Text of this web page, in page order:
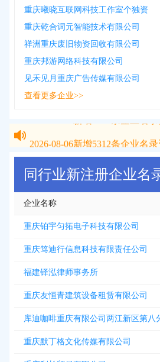
重庆曦晓互联网科技工作室个独资
重庆乾合词元智能技术有限公司
祥洲重庆废旧物资回收有限公司
重庆邦游网络科技有限公司
见禾见月重庆广告传媒有限公司
查看更多企业>>
2026-08-06新增5312 条企业名
同行业新注册企业名
企业名称
重庆铂宇匀拓电子科技有限公司
重庆笃迪行信息科技有限责任公司
福建铎泓律师事务所
重庆友恒青建筑设备租赁有限公司
库迪咖啡重庆有限公司两江新区第八
重庆默丁格文化传媒有限公司